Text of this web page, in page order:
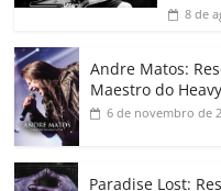
8 de
Andre Matos:
Maestro do
6 de novembro de
Paradise Lost: